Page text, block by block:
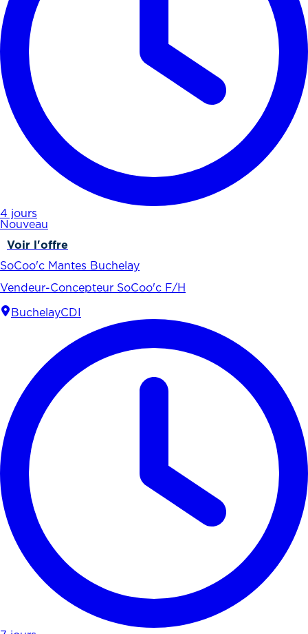
4 jours
Nouveau
Voir l'offre
SoCoo'c Mantes Buchelay
Vendeur-Concepteur SoCoo'c F/H
BuchelayCDI